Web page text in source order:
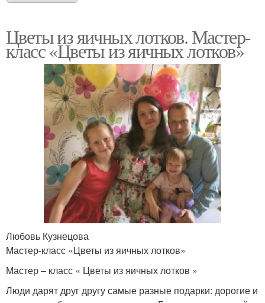
Цветы из яичных лотков. Мастер-
класс «Цветы из яичных лотков»
Любовь Кузнецова
Мастер-класс «Цветы из яичных лотков»
Мастер – класс « Цветы из яичных лотков »
Люди дарят друг другу самые разные подарки: дорогие и